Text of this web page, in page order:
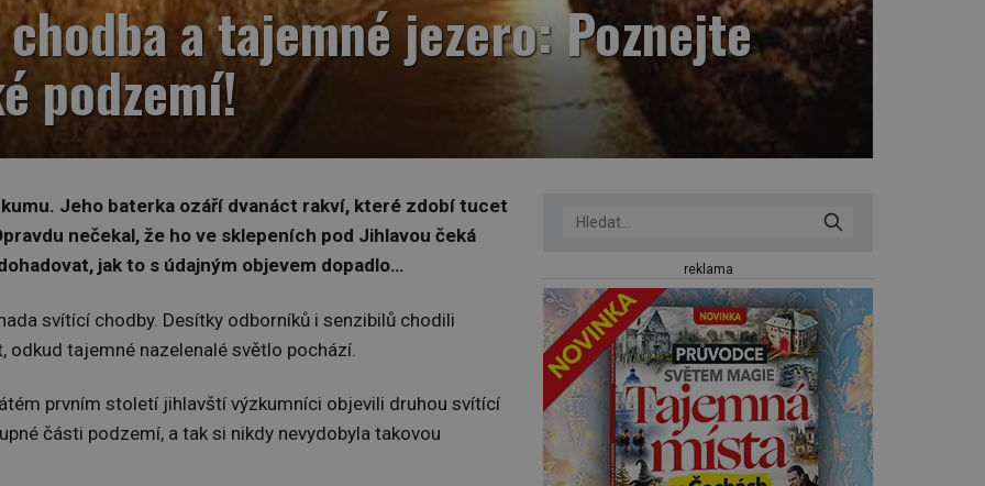
a tajemné jezero: Poznejte
podzemí!
Jeho baterka ozáří dvanáct rakví, které zdobí tucet
nečekal, že ho ve sklepeních pod Jihlavou čeká
jak to s údajným objevem dopadlo…
svítící chodby. Desítky odborníků i senzibilů chodili
tajemné nazelenalé světlo pochází.
prvním století jihlavští výzkumníci objevili druhou svítící
části podzemí, a tak si nikdy nevydobyla takovou
reklama